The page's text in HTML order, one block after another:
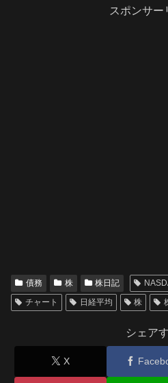
スポンサー
債務 株 株日記
チャート
日経平均 株
シェア
X